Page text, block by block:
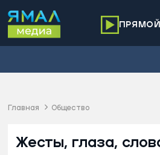
Главная Общество
Жесты, глаза,